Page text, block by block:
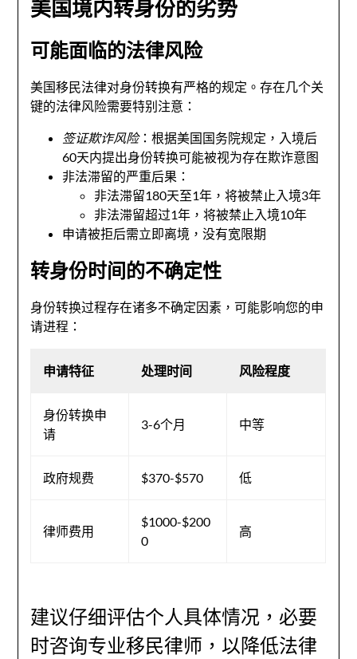
美国境内转身份的劣势
可能面临的法律风险
美国移民法律对身份转换有严格的规定。存在几个关
键的法律风险需要特别注意：
签证欺诈风险：根据美国国务院规定，入境后
60天内提出身份转换可能被视为存在欺诈意图
非法滞留的严重后果：
非法滞留180天至1年，将被禁止入境3年
非法滞留超过1年，将被禁止入境10年
申请被拒后需立即离境，没有宽限期
转身份时间的不确定性
身份转换过程存在诸多不确定因素，可能影响您的申
请进程：
申请特征 处理时间 风险程度
身份转换申
请
3-6个月 中等
政府规费 $370-$570 低
律师费用
$1000-$200
0
高
建议仔细评估个人具体情况，必要
时咨询专业移民律师，以降低法律